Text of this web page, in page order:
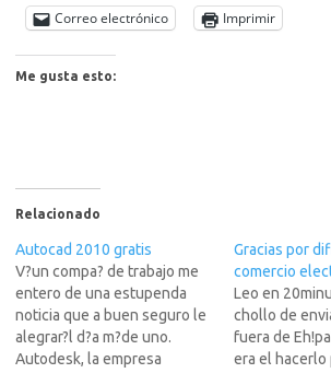
Correo electrónico
Imprimir
Me gusta esto:
Relacionado
Autocad 2010 gratis
V?un compa? de trabajo me
entero de una estupenda
noticia que a buen seguro le
alegrar?l d?a m?de uno.
Autodesk, la empresa
Gracias por
comercio
Leo en
chollo de
fuera de
era el hacerlo